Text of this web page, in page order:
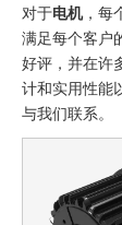
对于电机，每
满足每个客户
好评，并在许
计和实用性能
与我们联系。